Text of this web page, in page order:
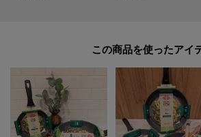
この商品を使った